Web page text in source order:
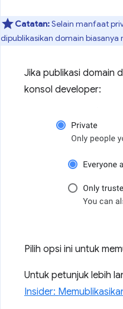
Catatan:Selain manfaat
dipublikasikan domain
Jika publikasi domain
konsol developer:
Pilih opsi ini untuk
Untuk petunjuk lebih
Insider: